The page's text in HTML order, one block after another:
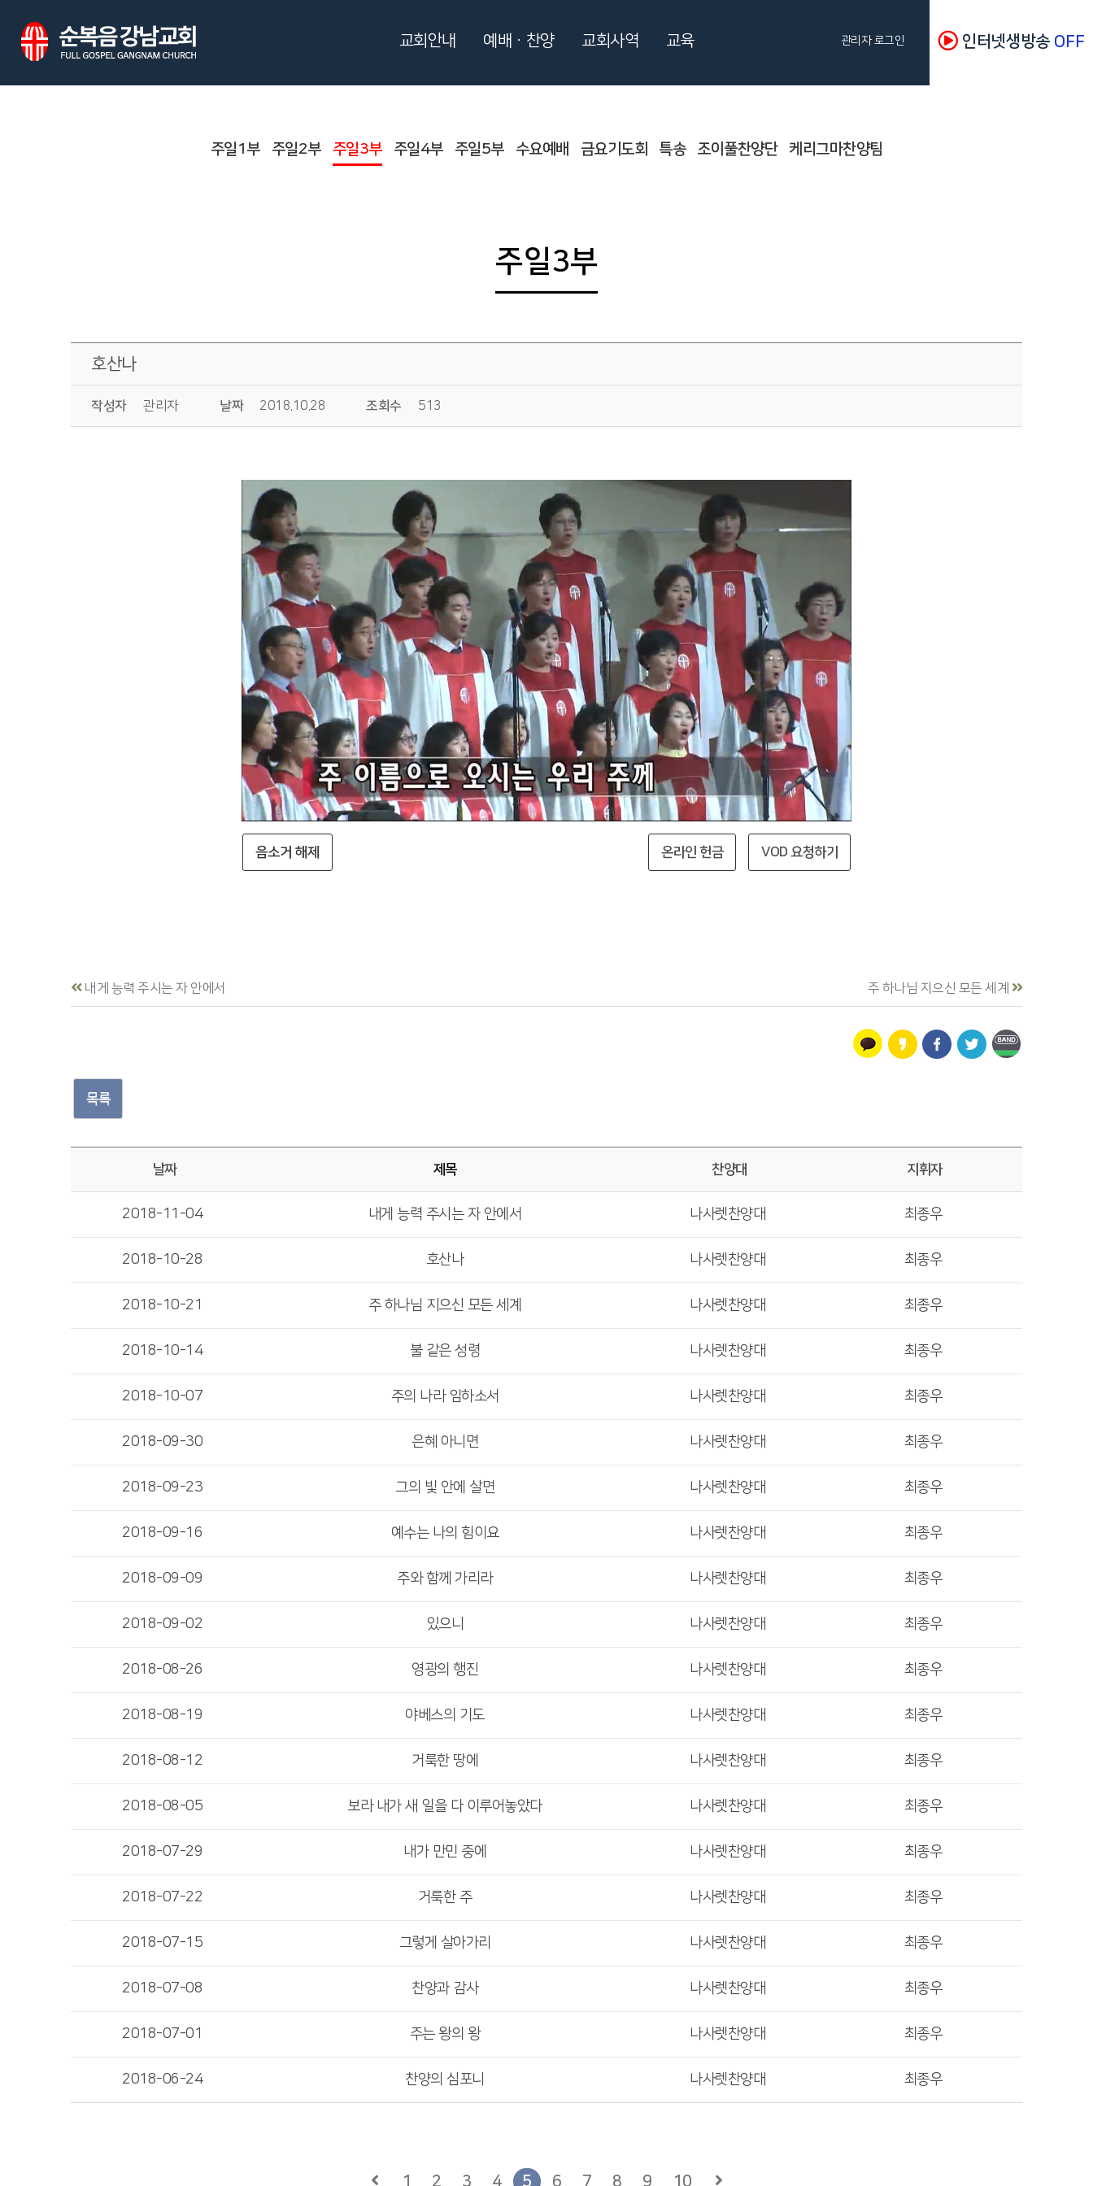
주일1부 주일2부 주일3부 주일4부 주일5부 수요예배 금요기도회 특송 조이풀찬양단 케리그마찬양팀
주일3부
호산나
작성자 관리자 날짜 2018.10.28 조회수 513
음소거 해제 VOD 요청하기
온라인 헌금
내게 능력 주시는 자 안에서 주 하나님 지으신 모든 세계
목록
날짜 제목 찬양대 지휘자
2018-11-04 내게 능력 주시는 자 안에서 나사렛찬양대 최종우
2018-10-28 호산나 나사렛찬양대 최종우
2018-10-21 주 하나님 지으신 모든 세계 나사렛찬양대 최종우
2018-10-14 불 같은 성령 나사렛찬양대 최종우
2018-10-07 주의 나라 임하소서 나사렛찬양대 최종우
2018-09-30 은혜 아니면 나사렛찬양대 최종우
2018-09-23 그의 빛 안에 살면 나사렛찬양대 최종우
2018-09-16 예수는 나의 힘이요 나사렛찬양대 최종우
2018-09-09 주와 함께 가리라 나사렛찬양대 최종우
2018-09-02 있으니 나사렛찬양대 최종우
2018-08-26 영광의 행진 나사렛찬양대 최종우
2018-08-19 야베스의 기도 나사렛찬양대 최종우
2018-08-12 거룩한 땅에 나사렛찬양대 최종우
2018-08-05 보라 내가 새 일을 다 이루어놓았다 나사렛찬양대 최종우
2018-07-29 내가 만민 중에 나사렛찬양대 최종우
2018-07-22 거룩한 주 나사렛찬양대 최종우
2018-07-15 그렇게 살아가리 나사렛찬양대 최종우
2018-07-08 찬양과 감사 나사렛찬양대 최종우
2018-07-01 주는 왕의 왕 나사렛찬양대 최종우
2018-06-24 찬양의 심포니 나사렛찬양대 최종우
1 2 3 4 5 6 7 8 9 10
교회안내 예배ㆍ찬양 교회사역 교육 관리자 로그인 인터넷생방송 OFF